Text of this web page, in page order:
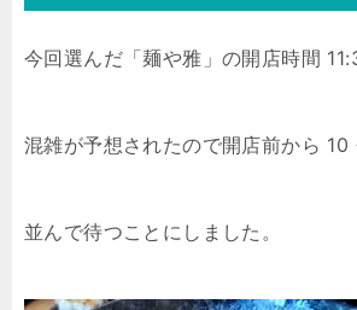
今回選んだ「麺や雅」の開店時間
混雑が予想されたので開店前から 10
並んで待つことにしました。